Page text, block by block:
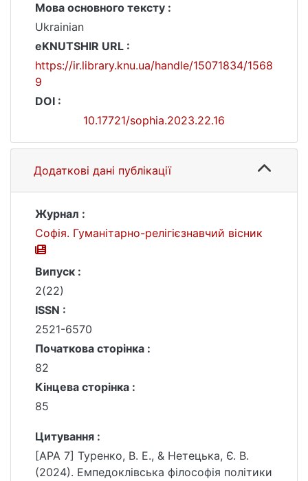
Мова основного тексту :
Ukrainian
eKNUTSHIR URL :
https://ir.library.knu.ua/handle/15071834/1568
9
DOI :
10.17721/sophia.2023.22.16
Додаткові дані публікації
Журнал :
Софія. Гуманітарно-релігієзнавчий вісник
Випуск :
2(22)
ISSN :
2521-6570
Початкова сторінка :
82
Кінцева сторінка :
85
Цитування :
[APA 7] Туренко, В. Е., & Нетецька, Є. В.
(2024). Емпедоклівська філософія політики